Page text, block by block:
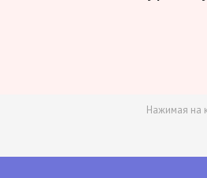
Нажимая на